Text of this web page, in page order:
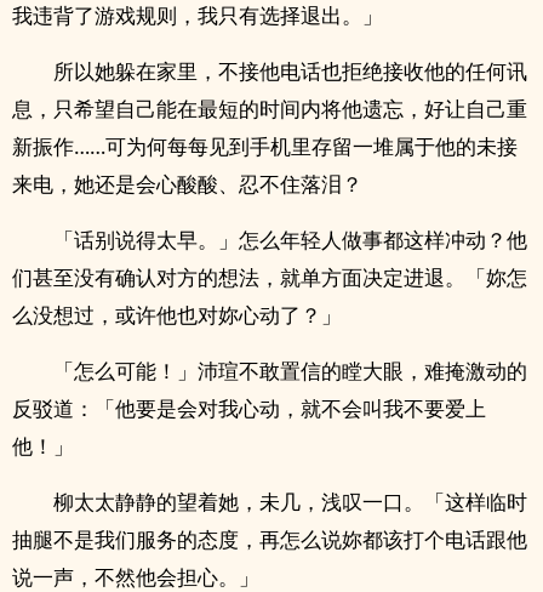
我违背了游戏规则，我只有选择退出。」
所以她躲在家里，不接他电话也拒绝接收他的任何讯
息，只希望自己能在最短的时间内将他遗忘，好让自己重
新振作……可为何每每见到手机里存留一堆属于他的未接
来电，她还是会心酸酸、忍不住落泪？
「话别说得太早。」怎么年轻人做事都这样冲动？他
们甚至没有确认对方的想法，就单方面决定进退。「妳怎
么没想过，或许他也对妳心动了？」
「怎么可能！」沛瑄不敢置信的瞠大眼，难掩激动的
反驳道：「他要是会对我心动，就不会叫我不要爱上
他！」
柳太太静静的望着她，未几，浅叹一口。「这样临时
抽腿不是我们服务的态度，再怎么说妳都该打个电话跟他
说一声，不然他会担心。」